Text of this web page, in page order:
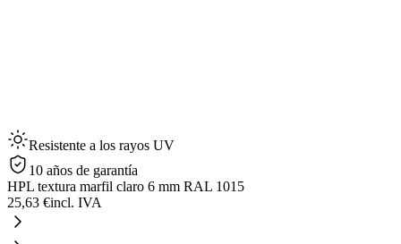
Resistente a los rayos UV
10 años de garantía
HPL textura marfil claro 6 mm RAL 1015
25,63 €incl. IVA